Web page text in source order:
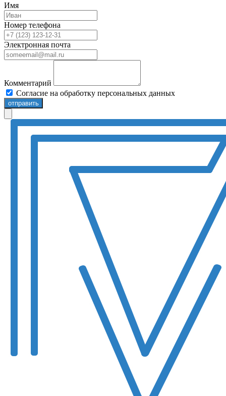
Имя
Номер телефона
Электронная почта
Комментарий
Согласие на обработку персональных данных
отправить